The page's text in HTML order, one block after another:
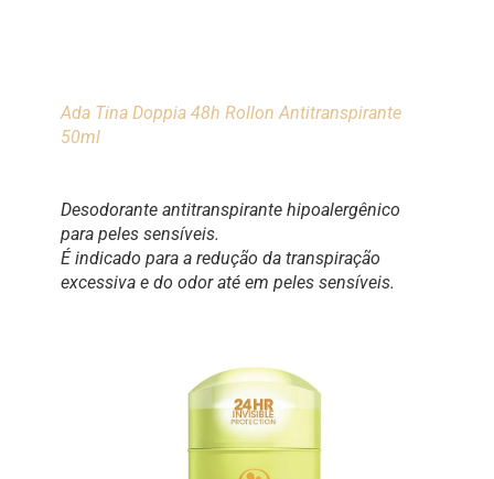
Ada Tina Doppia 48h Rollon Antitranspirante
50ml
Desodorante antitranspirante hipoalergênico
para peles sensíveis.
É indicado para a redução da transpiração
excessiva e do odor até em peles sensíveis.